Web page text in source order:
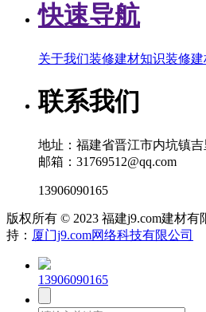
快速导航
关于我们装修建材知识装修
联系我们
地址：福建省晋江市内坑镇
邮箱：31769512@qq.com
13906090165
版权所有 © 2023 福建j9.com建材有
持： 厦门j9.com网络科技有限公司
13906090165